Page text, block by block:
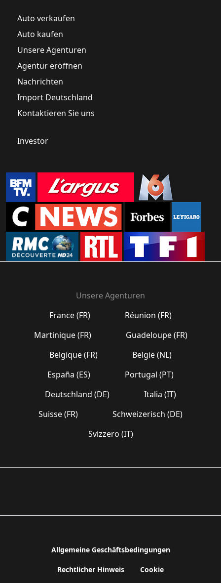
Auto verkaufen
Auto kaufen
Unsere Agenturen
Agentur eröffnen
Nachrichten
Import Deutschland
Kontaktieren Sie uns
Investor
Unsere Agenturen
France (FR)
Réunion (FR)
Martinique (FR)
Guadeloupe (FR)
Belgique (FR)
België (NL)
España (ES)
Portugal (PT)
Deutschland (DE)
Italia (IT)
Suisse (FR)
Schweizerisch (DE)
Svizzero (IT)
Allgemeine Geschäftsbedingungen
Rechtlicher Hinweis Cookie